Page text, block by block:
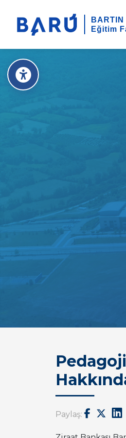
BARTIN
Eğitim
Paylaş: